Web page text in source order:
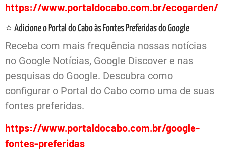
https://www.portaldocabo.com.br/ecogarden/
⭐ Adicione o Portal do Cabo às Fontes Preferidas do Google
Receba com mais frequência nossas notícias
no Google Notícias, Google Discover e nas
pesquisas do Google. Descubra como
configurar o Portal do Cabo como uma de suas
fontes preferidas.
https://www.portaldocabo.com.br/google-
fontes-preferidas